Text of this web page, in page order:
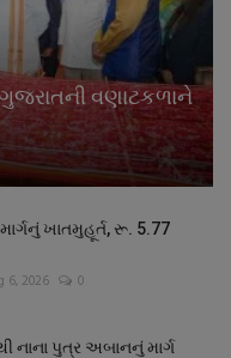
વણાટકળાને
ખાતમુહૂર્ત, રૂ. 5.77
6, 2026 0
નાના પુત્ર અબાનનું માર્ગ